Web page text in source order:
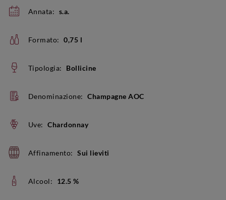
Annata: s.a.
Formato: 0,75 l
Tipologia: Bollicine
Denominazione: Champagne AOC
Uve: Chardonnay
Affinamento: Sui lieviti
Alcool: 12.5 %